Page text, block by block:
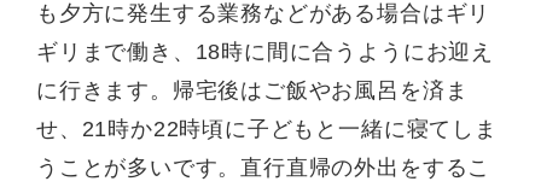
も夕方に発生する業務などがある場合はギリ
ギリまで働き、18時に間に合うようにお迎え
に行きます。帰宅後はご飯やお風呂を済ま
せ、21時か22時頃に子どもと一緒に寝てしま
うことが多いです。直行直帰の外出をするこ